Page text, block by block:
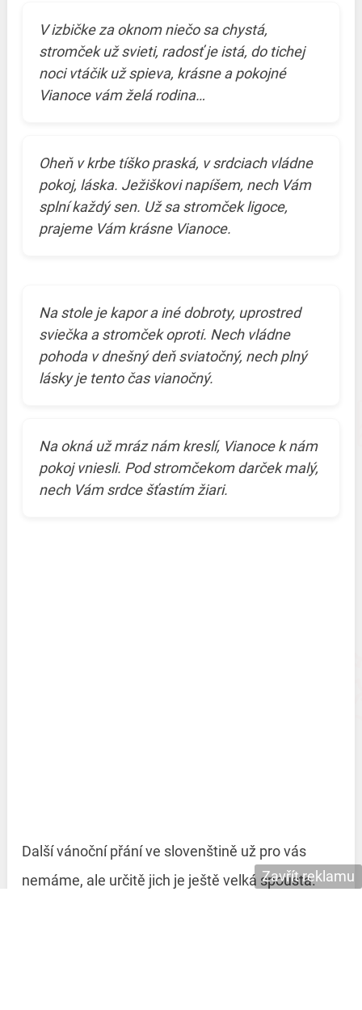
V izbičke za oknom niečo sa chystá,
stromček už svieti, radosť je istá, do tichej
noci vtáčik už spieva, krásne a pokojné
Vianoce vám želá rodina…
Oheň v krbe tíško praská, v srdciach vládne
pokoj, láska. Ježiškovi napíšem, nech Vám
splní každý sen. Už sa stromček ligoce,
prajeme Vám krásne Vianoce.
Na stole je kapor a iné dobroty, uprostred
sviečka a stromček oproti. Nech vládne
pohoda v dnešný deň sviatočný, nech plný
lásky je tento čas vianočný.
Na okná už mráz nám kreslí, Vianoce k nám
pokoj vniesli. Pod stromčekom darček malý,
nech Vám srdce šťastím žiari.
Další vánoční přání ve slovenštině už pro vás
nemáme, ale určitě jich je ještě velká spousta.
Zavřít reklamu